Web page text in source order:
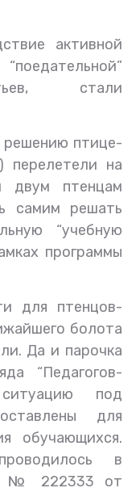
активной
стали
решению птице-
перелетели на
двум птенцам
самим решать
“учебную
программы
для птенцов-
болота
Да и парочка
“Педагогов-
под
для
обучающихся.
в
№ 222333 от